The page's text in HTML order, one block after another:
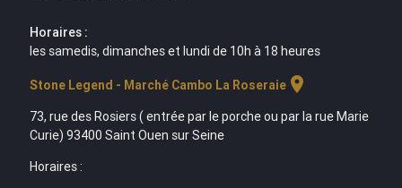
Horaires :
les samedis, dimanches et lundi de 10h à 18 heures
Stone Legend - Marché Cambo La Roseraielocation_on
73, rue des Rosiers ( entrée par le porche ou par la rue Marie
Curie) 93400 Saint Ouen sur Seine
Horaires :